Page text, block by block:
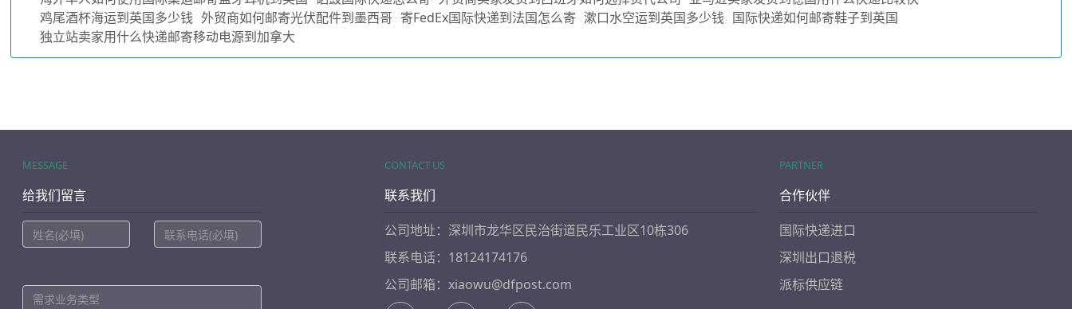
鸡尾酒杯海运到英国多少钱 外贸商如何邮寄光伏配件到墨西哥 寄FedEx国际快递到法国怎么寄 漱口水空运到英国多少钱 国际快递如何邮寄鞋子到英国
独立站卖家用什么快递邮寄移动电源到加拿大
MESSAGE
给我们留言
CONTACT US
联系我们
公司地址：深圳市龙华区民治街道民乐工业区10栋306
联系电话：18124174176
公司邮箱：xiaowu@dfpost.com
PARTNER
合作伙伴
国际快递进口
深圳出口退税
派标供应链